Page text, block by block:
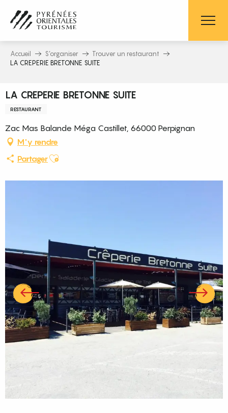
contenu
principal
Accueil S’organiser
Trouver un restaurant
LA CREPERIE BRETONNE SUITE
LA CREPERIE BRETONNE SUITE
RESTAURANT
Zac Mas Balande Méga Castillet, 66000 Perpignan
M'y rendre
PartagerAjouter aux favoris